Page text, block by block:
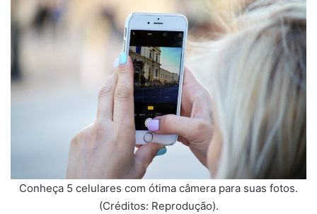
Conheça 5 celulares com ótima câmera para suas fotos.
(Créditos: Reprodução).